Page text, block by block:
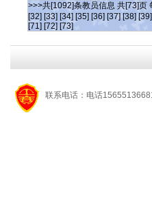
>>>共[1092]条教员信息 共[73]页
[32] [33] [34] [35] [36] [37] [38] [39]
[71] [72] [73]
联系电话：电话